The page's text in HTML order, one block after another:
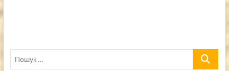
Пошук